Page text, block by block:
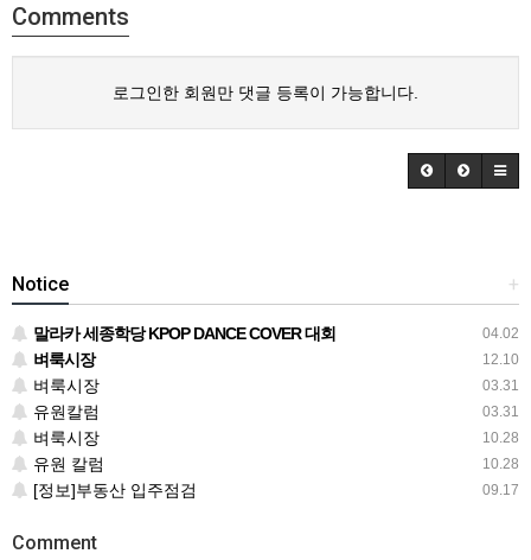
Comments
로그인한 회원만 댓글 등록이 가능합니다.
+
Notice
04.02
말라카 세종학당 KPOP DANCE COVER 대회
12.10
벼룩시장
03.31
벼룩시장
03.31
유원칼럼
10.28
벼룩시장
10.28
유원 칼럼
09.17
[정보]부동산 입주점검
Comment